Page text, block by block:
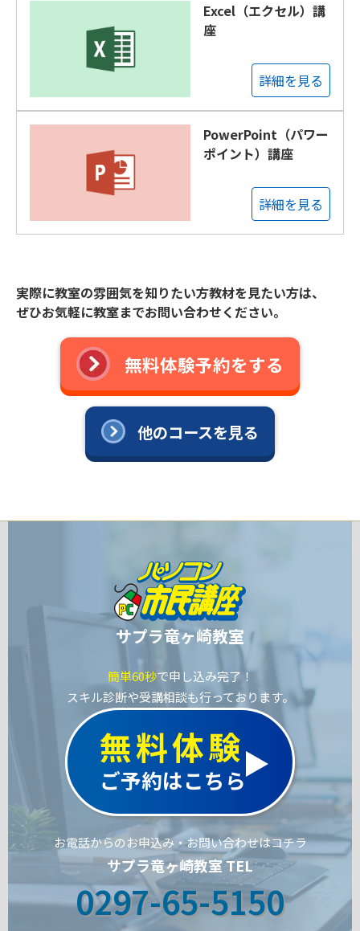
Excel（エクセル）講
座
詳細を見る
PowerPoint（パワー
ポイント）講座
詳細を見る
実際に教室の雰囲気を知りたい方教材を見たい方は、
ぜひお気軽に教室までお問い合わせください。
無料体験予約をする
他のコースを見る
サプラ竜ヶ崎教室
簡単60秒で申し込み完了！
スキル診断や受講相談も行っております。
無料体験
ご予約はこちら
お電話からのお申込み・お問い合わせはコチラ
サプラ竜ヶ崎教室 TEL
0297-65-5150